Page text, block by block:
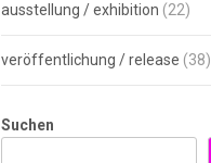
ausstellung / exhibition (22)
veröffentlichung / release (38)
Suchen